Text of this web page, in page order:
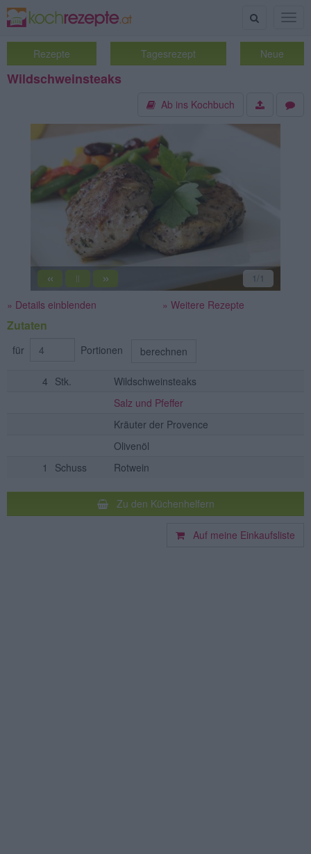
Suche
Rezepte Tagesrezept Neue
Wildschweinsteaks
Ab ins Kochbuch
« || » 1 /1
» Details einblenden » Weitere Rezepte
Zutaten
für Portionen berechnen
4 Stk.
Wildschweinsteaks
Salz und Pfeffer
Kräuter der Provence
Olivenöl
1
Schuss Rotwein
Zu den Küchenhelfern
Auf meine Einkaufsliste